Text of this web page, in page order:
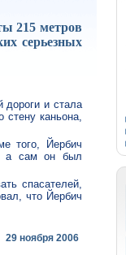
215 метров
серьезных
дороги и стала
каньона,
того, Йербич
а сам он был
спасателей,
что Йербич
29 ноября 2006